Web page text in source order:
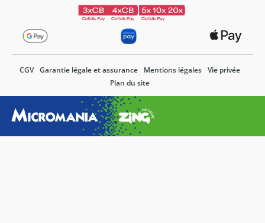
CGV Garantie légale et assurance Mentions légales
Vie privée
Plan du site